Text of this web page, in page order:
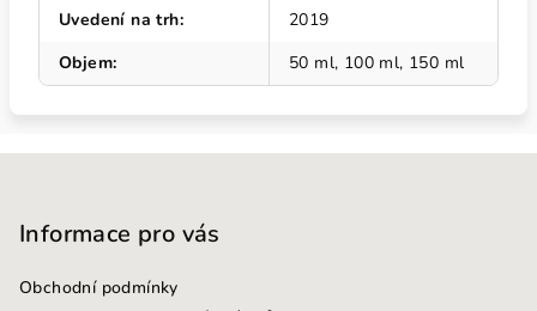
Uvedení na trh:
2019
Objem: 50 ml, 100 ml, 150 ml
Informace pro vás
Obchodní podmínky